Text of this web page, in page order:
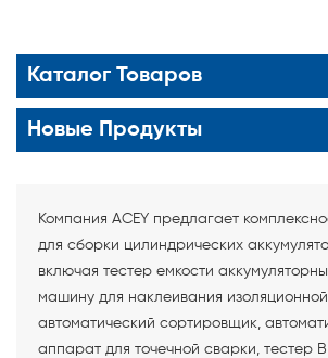
Каталог Товаров
Новые Продукты
Компания ACEY предлагает
для сборки цилиндрических
включая тестер емкости
машину для наклеивания изоляционной
автоматический сортировщик,
аппарат для точечной сварки, тестер